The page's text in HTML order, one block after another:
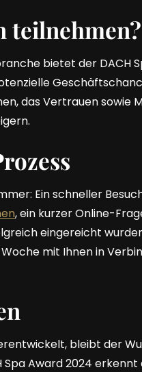
teilnehmen?
bietet der DACH
das Vertrauen sowie
Ein schneller
, ein kurzer Online-
eingereicht
mit Ihnen in
bleibt der
Award 2024